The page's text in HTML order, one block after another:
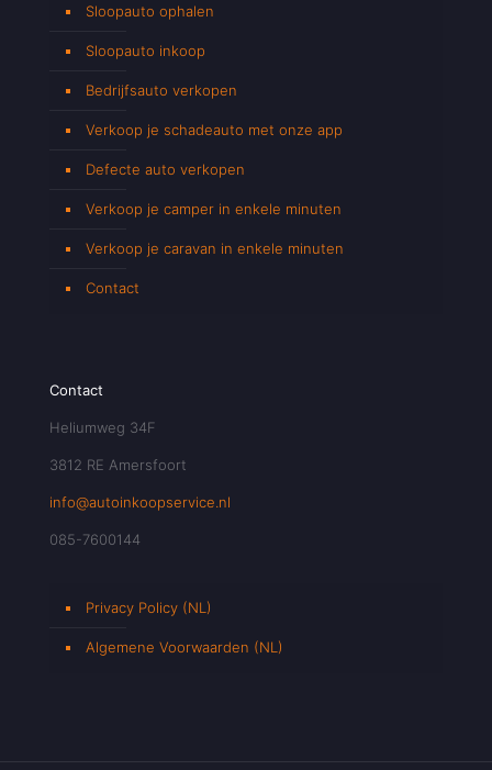
Sloopauto ophalen
Sloopauto inkoop
Bedrijfsauto verkopen
Verkoop je schadeauto met onze app
Defecte auto verkopen
Verkoop je camper in enkele minuten
Verkoop je caravan in enkele minuten
Contact
Contact
Heliumweg 34F
3812 RE Amersfoort
info@autoinkoopservice.nl
085-7600144
Privacy Policy (NL)
Algemene Voorwaarden (NL)